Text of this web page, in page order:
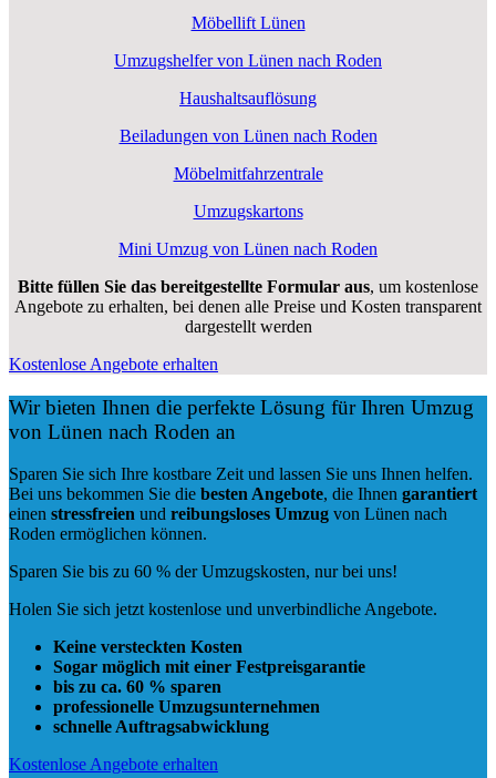
Möbellift Lünen
Umzugshelfer von Lünen nach Roden
Haushaltsauflösung
Beiladungen von Lünen nach Roden
Möbelmitfahrzentrale
Umzugskartons
Mini Umzug von Lünen nach Roden
Bitte füllen Sie das bereitgestellte Formular aus, um kostenlose
Angebote zu erhalten, bei denen alle Preise und Kosten transparent
dargestellt werden
Kostenlose Angebote erhalten
Wir bieten Ihnen die perfekte Lösung für Ihren Umzug
von Lünen nach Roden an
Sparen Sie sich Ihre kostbare Zeit und lassen Sie uns Ihnen helfen.
Bei uns bekommen Sie die besten Angebote, die Ihnen garantiert
einen stressfreien und reibungsloses Umzug von Lünen nach
Roden ermöglichen können.
Sparen Sie bis zu 60 % der Umzugskosten, nur bei uns!
Holen Sie sich jetzt kostenlose und unverbindliche Angebote.
Keine versteckten Kosten
Sogar möglich mit einer Festpreisgarantie
bis zu ca. 60 % sparen
professionelle Umzugsunternehmen
schnelle Auftragsabwicklung
Kostenlose Angebote erhalten